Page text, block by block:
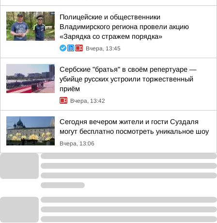
Полицейские и общественники
Владимирского региона провели акцию
«Зарядка со стражем порядка»
Вчера, 13:45
Сербские "братья" в своём репертуаре —
убийце русских устроили торжественный
приём
Вчера, 13:42
Сегодня вечером жители и гости Суздаля
могут бесплатно посмотреть уникальное шоу
Вчера, 13:06